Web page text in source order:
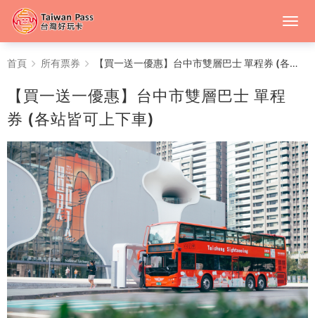
【買
一
送
一
優
惠】
台
中
市
首頁 所有票券 【買一送一優惠】台中市雙層巴士 單程券 (各站皆可上下車)
【買一送一優惠】台中市雙層巴士 單程
券 (各站皆可上下車)